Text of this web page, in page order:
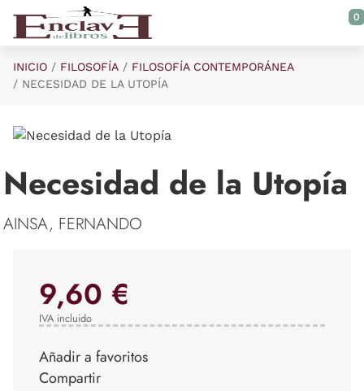
Saltar al contenido principal
0
INICIO FILOSOFÍA
FILOSOFÍA CONTEMPORÁNEA
NECESIDAD DE LA UTOPÍA
Necesidad de la Utopía
AINSA, FERNANDO
9,60 €
IVA incluido
Añadir a favoritos
Compartir